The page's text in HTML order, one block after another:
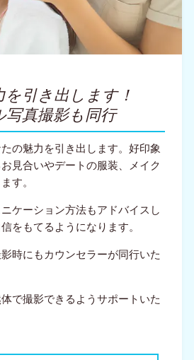
引き出します！
写真撮影も同行
の魅力を引き出します。好印象
見合いやデートの服装、メイク
す。
ケーション方法もアドバイスし
をもてるようになります。
時にもカウンセラーが同行いた
で撮影できるようサポートいた